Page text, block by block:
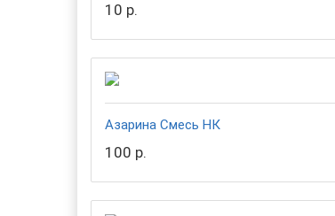
10 р.
Азарина Смесь НК
100 р.